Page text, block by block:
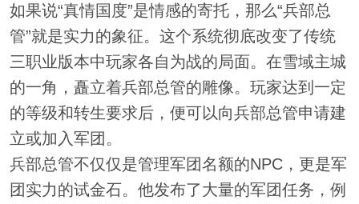
如果说“真情国度”是情感的寄托，那么“兵部总
管”就是实力的象征。这个系统彻底改变了传统
三职业版本中玩家各自为战的局面。在雪域主城
的一角，矗立着兵部总管的雕像。玩家达到一定
的等级和转生要求后，便可以向兵部总管申请建
立或加入军团。
兵部总管不仅仅是管理军团名额的NPC，更是军
团实力的试金石。他发布了大量的军团任务，例